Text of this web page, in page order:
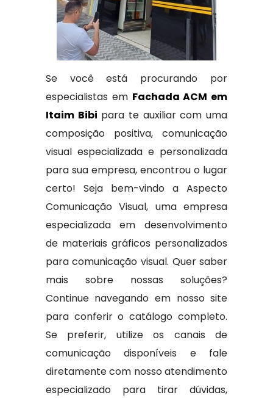
Se você está procurando por
especialistas em Fachada ACM em
Itaim Bibi para te auxiliar com uma
composição positiva, comunicação
visual especializada e personalizada
para sua empresa, encontrou o lugar
certo! Seja bem-vindo a Aspecto
Comunicação Visual, uma empresa
especializada em desenvolvimento
de materiais gráficos personalizados
para comunicação visual. Quer saber
mais sobre nossas soluções?
Continue navegando em nosso site
para conferir o catálogo completo.
Se preferir, utilize os canais de
comunicação disponíveis e fale
diretamente com nosso atendimento
especializado para tirar dúvidas,